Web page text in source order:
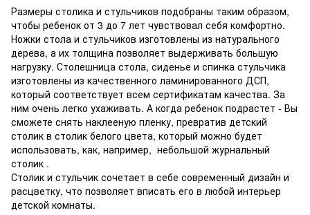
Размеры столика и стульчиков подобраны таким образом,
чтобы ребенок от 3 до 7 лет чувствовал себя комфортно.
Ножки стола и стульчиков изготовлены из натурального
дерева, а их толщина позволяет выдерживать большую
нагрузку. Столешница стола, сиденье и спинка стульчика
изготовлены из качественного ламинированного ДСП,
который соответствует всем сертификатам качества. За
ним очень легко ухаживать. А когда ребенок подрастет - Вы
сможете снять наклееную пленку, превратив детский
столик в столик белого цвета, который можно будет
использовать, как, например, небольшой журнальный
столик .
Столик и стульчик сочетает в себе современный дизайн и
расцветку, что позволяет вписать его в любой интерьер
детской комнаты.